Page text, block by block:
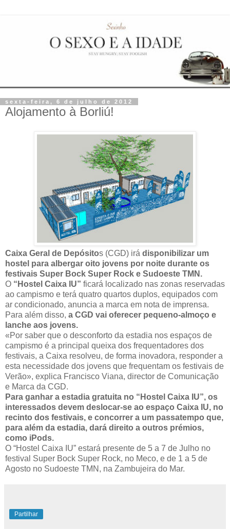
sexta-feira, 6 de julho de 2012
Alojamento à Borliú!
Caixa Geral de Depósitos (CGD) irá disponibilizar um
hostel para albergar oito jovens por noite durante os
festivais Super Bock Super Rock e Sudoeste TMN.
O “Hostel Caixa IU” ficará localizado nas zonas reservadas
ao campismo e terá quatro quartos duplos, equipados com
ar condicionado, anuncia a marca em nota de imprensa.
Para além disso, a CGD vai oferecer pequeno-almoço e
lanche aos jovens.
«Por saber que o desconforto da estadia nos espaços de
campismo é a principal queixa dos frequentadores dos
festivais, a Caixa resolveu, de forma inovadora, responder a
esta necessidade dos jovens que frequentam os festivais de
Verão», explica Francisco Viana, director de Comunicação
e Marca da CGD.
Para ganhar a estadia gratuita no “Hostel Caixa IU”, os
interessados devem deslocar-se ao espaço Caixa IU, no
recinto dos festivais, e concorrer a um passatempo que,
para além da estadia, dará direito a outros prémios,
como iPods.
O “Hostel Caixa IU” estará presente de 5 a 7 de Julho no
festival Super Bock Super Rock, no Meco, e de 1 a 5 de
Agosto no Sudoeste TMN, na Zambujeira do Mar.
Partilhar